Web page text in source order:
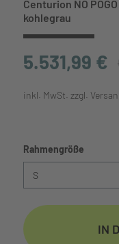
Centurion NO
kohlegrau
5.531,99 €
inkl. MwSt. zzgl.
Rahmengröße
IN